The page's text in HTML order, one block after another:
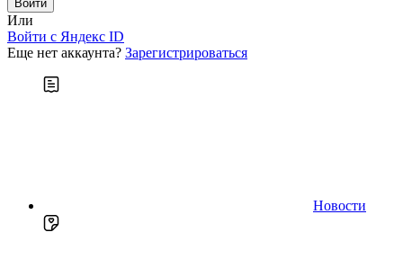
Или
Войти c Яндекс ID
Еще нет аккаунта? Зарегистрироваться
Новости